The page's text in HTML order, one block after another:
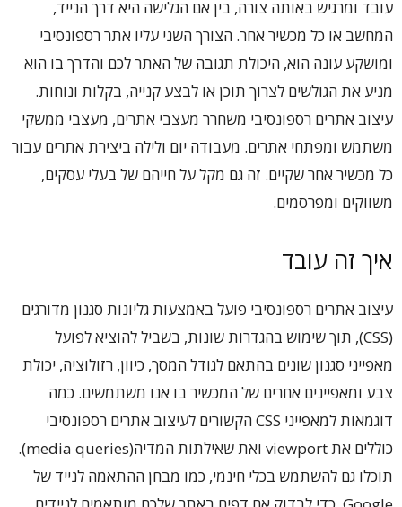
עובד ומרגיש באותה צורה, בין אם הגלישה היא דרך הנייד,
המחשב או כל מכשיר אחר. הצורך השני עליו אתר רספונסיבי
ומושקע עונה הוא, היכולת תגובה של האתר לכם והדרך בו הוא
מניע את הגולשים לצרוך תוכן או לבצע קנייה, בקלות ונוחות.
עיצוב אתרים רספונסיבי משחרר מעצבי אתרים, מעצבי ממשקי
משתמש ומפתחי אתרים. מעבודה יום ולילה ביצירת אתרים עבור
כל מכשיר אחר שקיים. זה גם מקל על חייהם של בעלי עסקים,
משווקים ומפרסמים.
איך זה עובד
עיצוב אתרים רספונסיבי פועל באמצעות גליונות סגנון מדורגים
(CSS), תוך שימוש בהגדרות שונות, בשביל להוציא לפועל
מאפייני סגנון שונים בהתאם לגודל המסך, כיוון, רזולוציה, יכולת
צבע ומאפיינים אחרים של המכשיר בו אנו משתמשים. כמה
דוגמאות למאפייני CSS הקשורים לעיצוב אתרים רספונסיבי
כוללים את viewport ואת שאילתות המדיה(media queries).
תוכלו גם להשתמש בכלי חינמי, כמו מבחן ההתאמה לנייד של